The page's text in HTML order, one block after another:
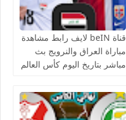
قناة beIN لايف رابط مشاهدة
مباراة العراق والنرويج بث
مباشر بتاريخ اليوم كأس العالم